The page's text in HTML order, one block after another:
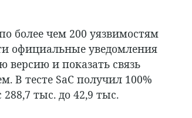
более чем 200 уязвимостям
официальные уведомления
версию и показать связь
В тесте SaC получил 100%
тыс. до 42,9 тыс.